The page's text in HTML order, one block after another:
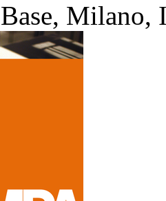
Milano,